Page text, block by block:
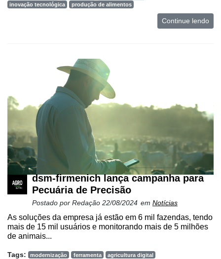
inovação tecnológica
produção de alimentos
Continue lendo
dsm-firmenich lança campanha para
Pecuária de Precisão
Postado por Redação 22/08/2024 em Notícias
As soluções da empresa já estão em 6 mil fazendas, tendo
mais de 15 mil usuários e monitorando mais de 5 milhões
de animais...
Tags: modernização ferramenta
agricultura digital